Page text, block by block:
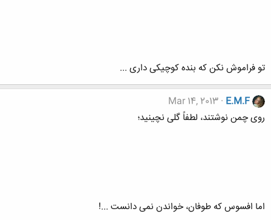
تو فراموش نکن که بنده کوچیکی داری ...
E.M.F
Mar 14, 2013
روی چمن نوشتند، لطفاً گلی نچینید؛
اما افسوس که طوفان، خواندن نمی دانست ...!